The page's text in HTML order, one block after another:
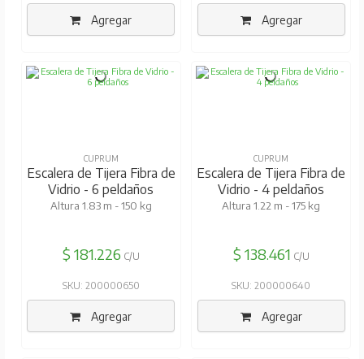
Agregar Agregar
CUPRUM
Escalera de Tijera Fibra de
Vidrio - 6 peldaños
Altura 1.83 m - 150 kg
$ 181.226 C/U
SKU: 200000650
Agregar
CUPRUM
Escalera de Tijera Fibra de
Vidrio - 4 peldaños
Altura 1.22 m - 175 kg
$ 138.461 C/U
SKU: 200000640
Agregar